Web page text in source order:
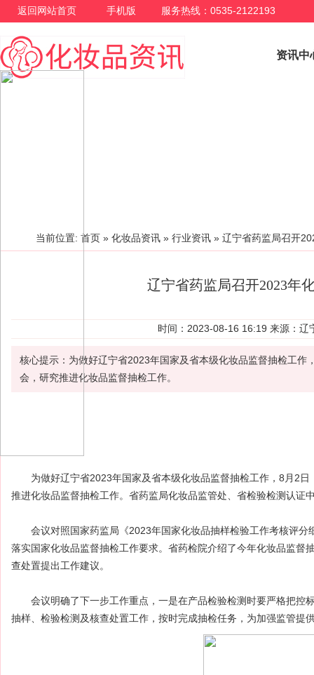
返回网站首页 手机版 服务热线：0535-2122193
资讯中
当前位置: 首页 » 化妆品资讯 » 行业资讯 » 辽宁省药监局召开
辽宁省药监局召开2023年
时间：2023-08-16 16:19 来源：辽
核心提示：为做好辽宁省2023年国家及省本级化妆品监督抽检工
会，研究推进化妆品监督抽检工作。
为做好辽宁省2023年国家及省本级化妆品监督抽检工作，8月2日
推进化妆品监督抽检工作。省药监局化妆品监管处、省检验检测认证
会议对照国家药监局《2023年国家化妆品抽样检验工作考核评分
落实国家化妆品监督抽检工作要求。省药检院介绍了今年化妆品监
查处置提出工作建议。
会议明确了下一步工作重点，一是在产品检验检测时要严格把控
抽样、检验检测及核查处置工作，按时完成抽检任务，为加强监管提